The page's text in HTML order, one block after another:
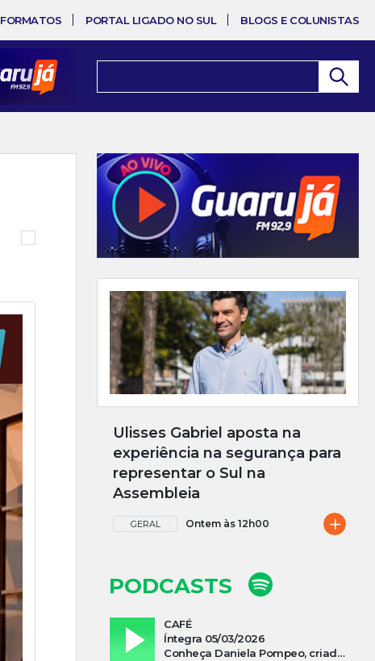
FORMATOS PORTAL LIGADO NO SUL BLOGS E COLUNISTAS
Ulisses Gabriel aposta na
experiência na segurança para
representar o Sul na
Assembleia
GERAL Ontem às 12h00 +
PODCASTS
CAFÉ
Íntegra 05/03/2026
Conheça Daniela Pompeo, criadora do podcast “Vivi e Aprendi”, que estreia neste sábado